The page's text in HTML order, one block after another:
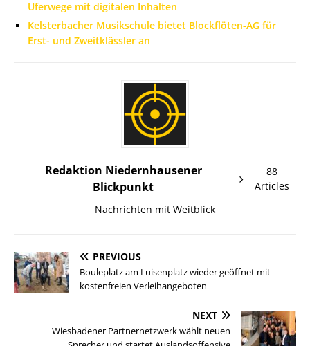
Uferwege mit digitalen Inhalten
Kelsterbacher Musikschule bietet Blockflöten-AG für
Erst- und Zweitklässler an
Redaktion Niedernhausener
Blickpunkt
88
Articles
Nachrichten mit Weitblick
PREVIOUS
Bouleplatz am Luisenplatz wieder geöffnet mit
kostenfreien Verleihangeboten
NEXT
Wiesbadener Partnernetzwerk wählt neuen